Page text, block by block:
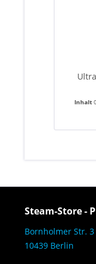
Inhalt
Steam-Store -
Bornholmer Str. 3
10439 Berlin